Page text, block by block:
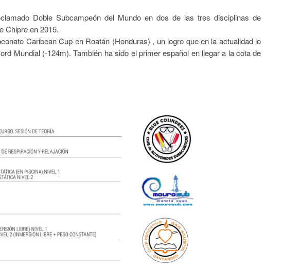
Doble Subcampeón del Mundo en dos de las tres disciplinas de
Chipre en 2015.
Caribean Cup en Roatán (Honduras) , un logro que en la actualidad lo
Mundial (-124m). También ha sido el primer español en llegar a la cota de